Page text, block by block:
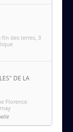
fin des terres, 3
DE LA
Florence